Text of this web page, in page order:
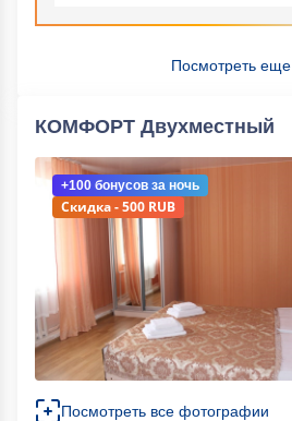
Посмотреть еще
КОМФОРТ Двухместный
+100 бонусов за ночь
Скидка - 500 RUB
Посмотреть все фотографии